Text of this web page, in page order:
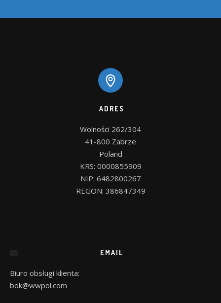
ADRES
Wolności 262/304
41-800 Zabrze
Poland
KRS: 0000855909
NIP: 6482800267
EMAIL
Biuro obsługi klienta:
bok@wwpol.com